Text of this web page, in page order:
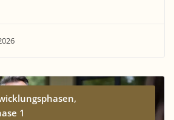
,
1